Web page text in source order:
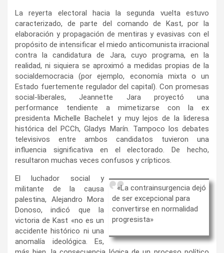
La reyerta electoral hacia la segunda vuelta estuvo
caracterizado, de parte del comando de Kast, por la
elaboración y propagación de mentiras y evasivas con el
propósito de intensificar el miedo anticomunista irracional
contra la candidatura de Jara, cuyo programa, en la
realidad, ni siquiera se aproximó a medidas propias de la
socialdemocracia (por ejemplo, economía mixta o un
Estado fuertemente regulador del capital). Con promesas
social-liberales, Jeannette Jara proyectó una
performance tendiente a mimetizarse con la ex
presidenta Michelle Bachelet y muy lejos de la lideresa
histórica del PCCh, Gladys Marín. Tampoco los debates
televisivos entre ambos candidatos tuvieron una
influencia significativa en el electorado. De hecho,
resultaron muchas veces confusos y crípticos.
«La contrainsurgencia dejó
de ser excepcional para
convertirse en normalidad
progresista»
El luchador social y
militante de la causa
palestina, Alejandro Mora
Donoso, indicó que la
victoria de Kast «no es un
accidente histórico ni una
anomalía ideológica. Es,